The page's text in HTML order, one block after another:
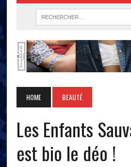
HOME BEAUTÉ
Les Enfants
est bio le déo !